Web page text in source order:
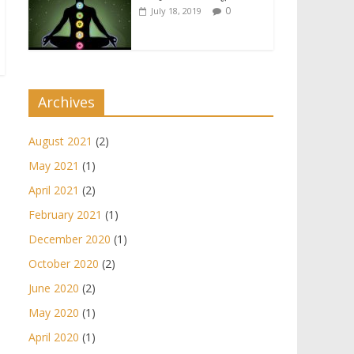
July 18, 2019 0
Archives
August 2021 (2)
May 2021 (1)
April 2021 (2)
February 2021 (1)
December 2020 (1)
October 2020 (2)
June 2020 (2)
May 2020 (1)
April 2020 (1)